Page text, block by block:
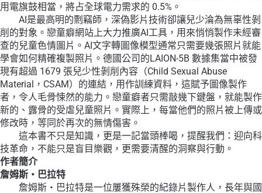
用電旗鼓相當，將占全球電力需求的 0.5%。
AI是最高明的剽竊師，深偽影片技術卻讓兒少淪為無辜性剝
削的對象。戀童癖網站上大力推廣AI工具，用來悄悄製作未經審
查的兒童色情圖片。AI文字轉圖像模型通常只需要幾張照片就能
學會如何精確複製照片。德國公司的LAION-5B 數據集當中被發
現有超過 1679 張兒少性剝削內容（Child Sexual Abuse
Material，CSAM）的連結，用作訓練資料，這賦予圖像製作
者，令人毛骨悚然的能力。戀童癖者只需敲幾下鍵盤，就能製作
新的、露骨的受虐兒童照片。實際上，每當他們的照片被上傳或
修改時，等同於再次的無情傷害。
這本書不只是知識，更是一記當頭棒喝，提醒我們：迎向科
技革命，不能只是盲目樂觀，更需要清醒的洞察與行動。
作者簡介
詹姆斯・巴拉特
詹姆斯・巴拉特是一位屢獲殊榮的紀錄片製作人，長年與國